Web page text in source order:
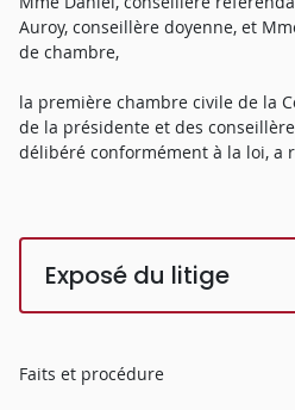
Auroy, conseillère doyenne, et
de chambre,
la première chambre civile de la
de la présidente et des
délibéré conformément à la loi, a
Exposé du litige
Faits et procédure